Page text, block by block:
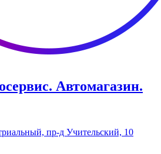
Автомагазин.
пр-д Учительский, 10